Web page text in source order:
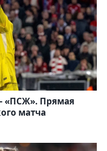
«ПСЖ». Прямая
матча